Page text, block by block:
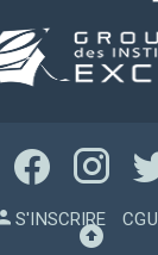
S'INSCRIRE CGU